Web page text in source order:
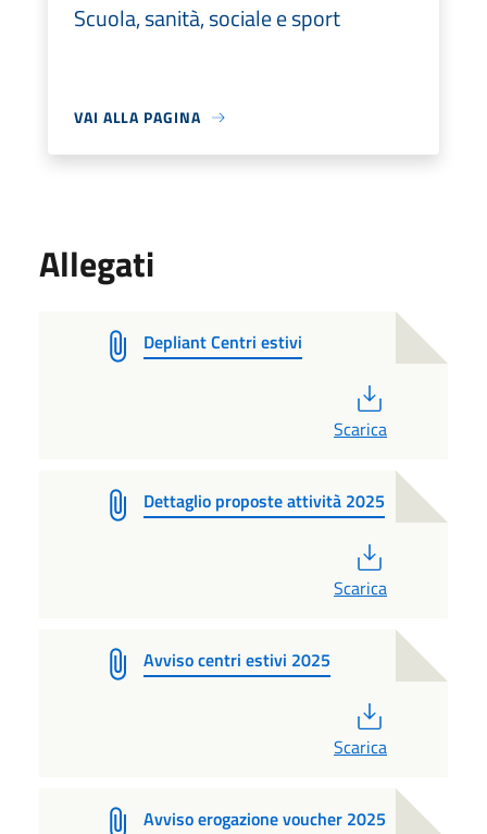
Scuola, sanità, sociale e sport
VAI ALLA PAGINA
Allegati
Depliant Centri estivi
Scarica
Dettaglio proposte attività 2025
Scarica
Avviso centri estivi 2025
Scarica
Avviso erogazione voucher 2025